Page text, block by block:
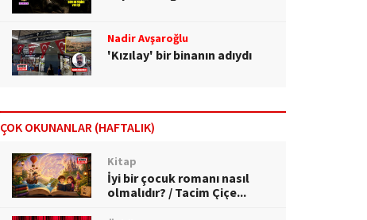
Nadir Avşaroğlu
'Kızılay' bir binanın adıydı
ÇOK OKUNANLAR (HAFTALIK)
Kitap
İyi bir çocuk romanı nasıl
olmalıdır? / Tacim Çiçe...